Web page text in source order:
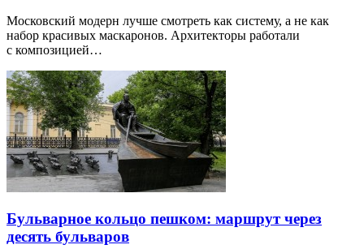
Московский модерн лучше смотреть как систему, а не как
набор красивых маскаронов. Архитекторы работали
с композицией…
Бульварное кольцо пешком: маршрут через
десять бульваров